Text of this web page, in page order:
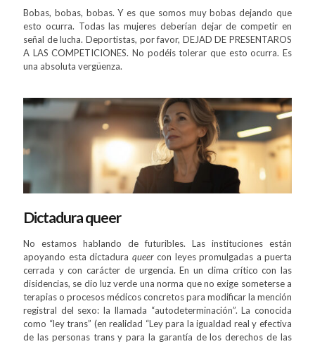
Bobas, bobas, bobas. Y es que somos muy bobas dejando que
esto ocurra. Todas las mujeres deberían dejar de competir en
señal de lucha. Deportistas, por favor, DEJAD DE PRESENTAROS
A LAS COMPETICIONES. No podéis tolerar que esto ocurra. Es
una absoluta vergüenza.
Dictadura queer
No estamos hablando de futuribles. Las instituciones están
apoyando esta dictadura queercon leyes promulgadas a puerta
cerrada y con carácter de urgencia. En un clima crítico con las
disidencias, se dio luz verde una norma que no exige someterse a
terapias o procesos médicos concretos para modificar la mención
registral del sexo: la llamada “autodeterminación”. La conocida
como “ley trans” (en realidad “Ley para la igualdad real y efectiva
de las personas trans y para la garantía de los derechos de las